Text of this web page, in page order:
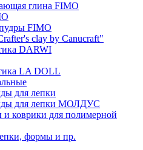
глина FIMO
FIMO
clay by Canucraft"
DARWI
LA DOLL
для лепки
для лепки МОЛДУС
и коврики для полимерной
формы и пр.